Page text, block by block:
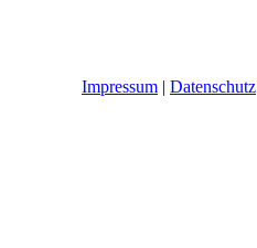
Impressum | Datenschutz